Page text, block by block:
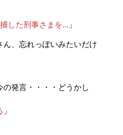
した刑事さまを... 」
ん、忘れっぽいみたいだけ
の発言・・・・どうかし
」